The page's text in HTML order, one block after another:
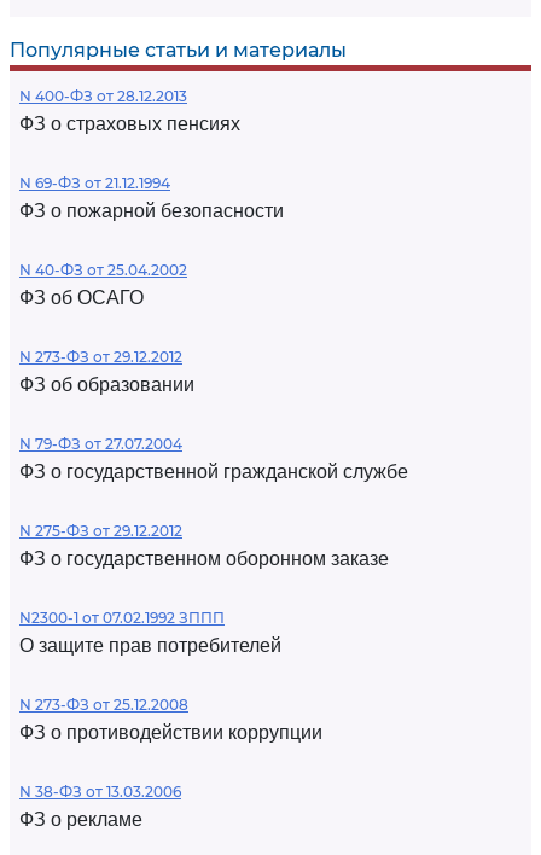
Популярные статьи и материалы
N 400-ФЗ от 28.12.2013
ФЗ о страховых пенсиях
N 69-ФЗ от 21.12.1994
ФЗ о пожарной безопасности
N 40-ФЗ от 25.04.2002
ФЗ об ОСАГО
N 273-ФЗ от 29.12.2012
ФЗ об образовании
N 79-ФЗ от 27.07.2004
ФЗ о государственной гражданской службе
N 275-ФЗ от 29.12.2012
ФЗ о государственном оборонном заказе
N2300-1 от 07.02.1992 ЗППП
О защите прав потребителей
N 273-ФЗ от 25.12.2008
ФЗ о противодействии коррупции
N 38-ФЗ от 13.03.2006
ФЗ о рекламе